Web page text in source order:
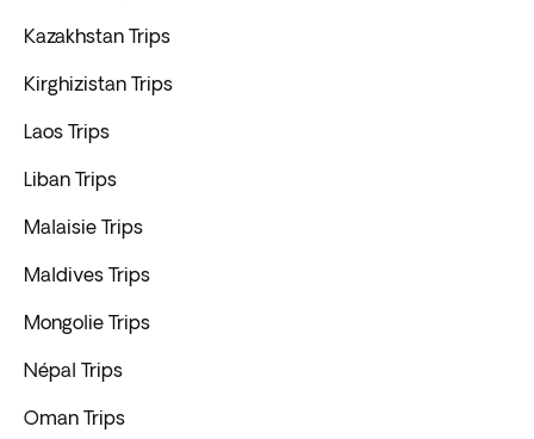
Kazakhstan Trips
Kirghizistan Trips
Laos Trips
Liban Trips
Malaisie Trips
Maldives Trips
Mongolie Trips
Népal Trips
Oman Trips